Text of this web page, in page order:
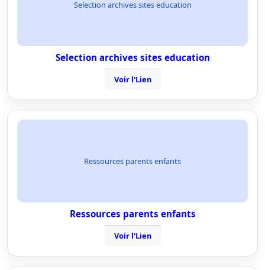
Selection archives sites education
Selection archives sites education
Voir l'Lien
Ressources parents enfants
Ressources parents enfants
Voir l'Lien